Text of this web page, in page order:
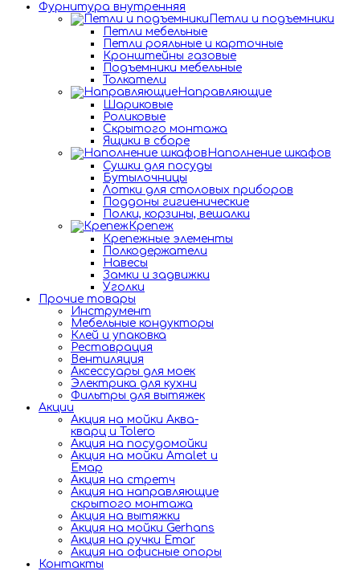
Фурнитура внутренняя
Петли и подъемники
Петли мебельные
Петли рояльные и карточные
Кронштейны газовые
Подъемники мебельные
Толкатели
Направляющие
Шариковые
Роликовые
Скрытого монтажа
Ящики в сборе
Наполнение шкафов
Сушки для посуды
Бутылочницы
Лотки для столовых приборов
Поддоны гигиенические
Полки, корзины, вешалки
Крепеж
Крепежные элементы
Полкодержатели
Навесы
Замки и задвижки
Уголки
Прочие товары
Инструмент
Мебельные кондукторы
Клей и упаковка
Реставрация
Вентиляция
Аксессуары для моек
Электрика для кухни
Фильтры для вытяжек
Акции
Акция на мойки Аква-
кварц и Tolero
Акция на посудомойки
Акция на мойки Amalet и
Емар
Акция на стретч
Акция на направляющие
скрытого монтажа
Акция на вытяжки
Акция на мойки Gerhans
Акция на ручки Emar
Акция на офисные опоры
Контакты